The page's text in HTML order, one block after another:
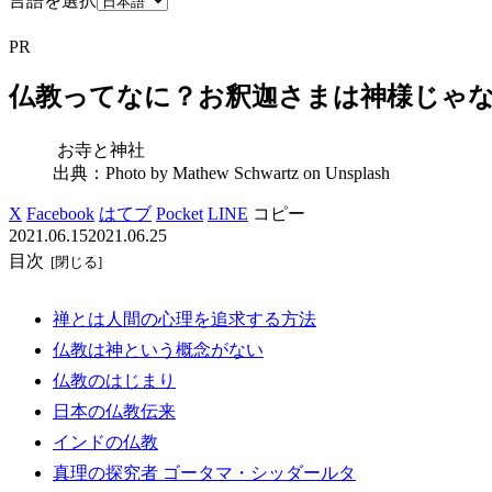
PR
仏教ってなに？お釈迦さまは神様じゃ
お寺と神社
出典：Photo by Mathew Schwartz on Unsplash
X Facebook はてブ Pocket LINE コピー
2021.06.152021.06.25
目次
禅とは人間の心理を追求する方法
仏教は神という概念がない
仏教のはじまり
日本の仏教伝来
インドの仏教
真理の探究者 ゴータマ・シッダールタ